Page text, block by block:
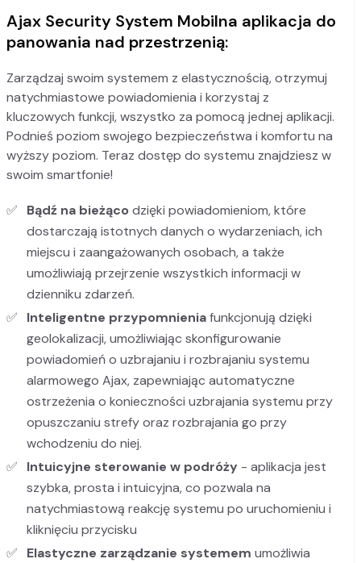
Ajax Security System Mobilna aplikacja do
panowania nad przestrzenią:
Zarządzaj swoim systemem z elastycznością, otrzymuj
natychmiastowe powiadomienia i korzystaj z
kluczowych funkcji, wszystko za pomocą jednej aplikacji.
Podnieś poziom swojego bezpieczeństwa i komfortu na
wyższy poziom. Teraz dostęp do systemu znajdziesz w
swoim smartfonie!
Bądź na bieżąco dzięki powiadomieniom, które
dostarczają istotnych danych o wydarzeniach, ich
miejscu i zaangażowanych osobach, a także
umożliwiają przejrzenie wszystkich informacji w
dzienniku zdarzeń.
Inteligentne przypomnieniafunkcjonują dzięki
geolokalizacji, umożliwiając skonfigurowanie
powiadomień o uzbrajaniu i rozbrajaniu systemu
alarmowego Ajax, zapewniając automatyczne
ostrzeżenia o konieczności uzbrajania systemu przy
opuszczaniu strefy oraz rozbrajania go przy
wchodzeniu do niej.
Intuicyjne sterowanie w podróży - aplikacja jest
szybka, prosta i intuicyjna, co pozwala na
natychmiastową reakcję systemu po uruchomieniu i
kliknięciu przycisku
Elastyczne zarządzanie systemem umożliwia